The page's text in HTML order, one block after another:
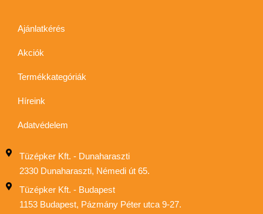
Ajánlatkérés
Akciók
Termékkategóriák
Híreink
Adatvédelem
Tüzépker Kft. - Dunaharaszti
2330 Dunaharaszti, Némedi út 65.
Tüzépker Kft. - Budapest
1153 Budapest, Pázmány Péter utca 9-27.